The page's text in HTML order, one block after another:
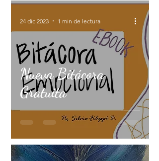
Nueva Bitácora
Gratuita
24 dic 2023 1 min de lectura